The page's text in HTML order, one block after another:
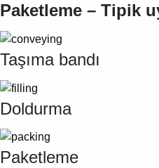
Paketleme – Tipik
Taşıma bandı
Doldurma
Paketleme